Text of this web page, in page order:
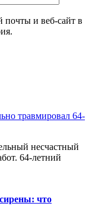
почты и веб-сайт в
травмировал 64-
несчастный
64-летний
что